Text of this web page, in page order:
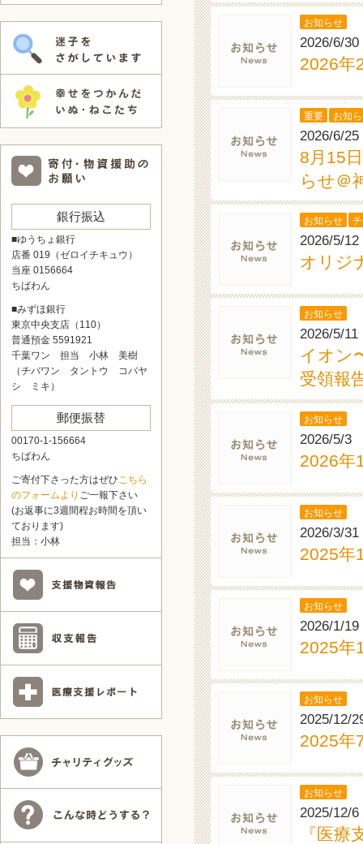
お知らせ
2026/6/30
2026年
重要 お知
2026/6/25
8月15
らせ＠
お知らせ
2026/5/12
オリジ
お知らせ
2026/5/11
イオン
受領報
お知らせ
2026/5/3
2026年
お知らせ
2026/3/31
2025年
お知らせ
2026/1/19
2025年
お知らせ
2025/12/
2025年
お知らせ
2025/12/6
『医
銀行振込
■ゆうちょ銀行
店番 019（ゼロイチキュウ）
当座 0156664
ちばわん
■みずほ銀行
東京中央支店（110）
普通預金 5591921
千葉ワン 担当 小林 美樹
（チバワン タントウ コバヤ
シ ミキ）
郵便振替
00170-1-156664
ちばわん
ご寄付下さった方はぜひこちら
のフォームより ご一報下さい
(お返事に3週間程お時間を頂い
ております)
担当：小林